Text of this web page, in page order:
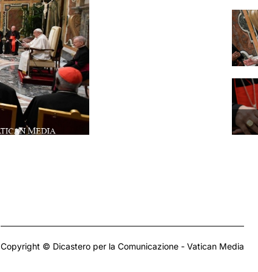
Copyright © Dicastero per la Comunicazione - Vatican Media